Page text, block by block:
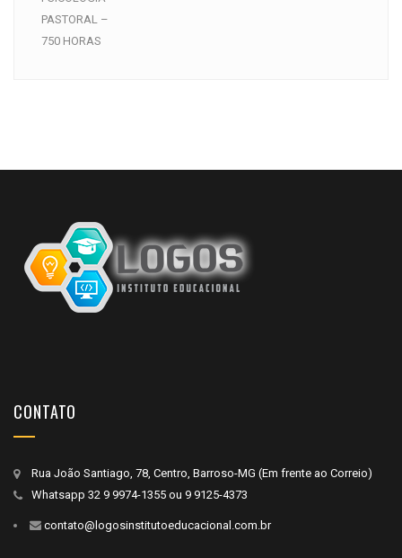
CONTATO
Rua João Santiago, 78, Centro, Barroso-MG (Em frente ao Correio)
Whatsapp 32 9 9974-1355 ou 9 9125-4373
contato@logosinstitutoeducacional.com.br